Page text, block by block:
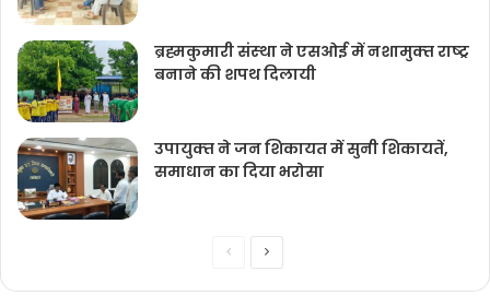
ब्रह्मकुमारी संस्‍था ने एसओई में नशामुक्‍त राष्‍ट्र
बनाने की शपथ दिलायी
उपायुक्‍त ने जन शिकायत में सुनी शिकायतें,
समाधान का दिया भरोसा
PreviousNext